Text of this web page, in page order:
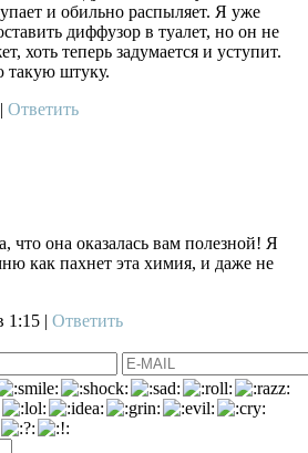
и обильно распыляет. Я уже
диффузор в туалет, но он не
хоть теперь задумается и уступит.
такую штуку.
Ответить
что она оказалась вам полезной! Я
как пахнет эта химия, и даже не
1:15 | Ответить